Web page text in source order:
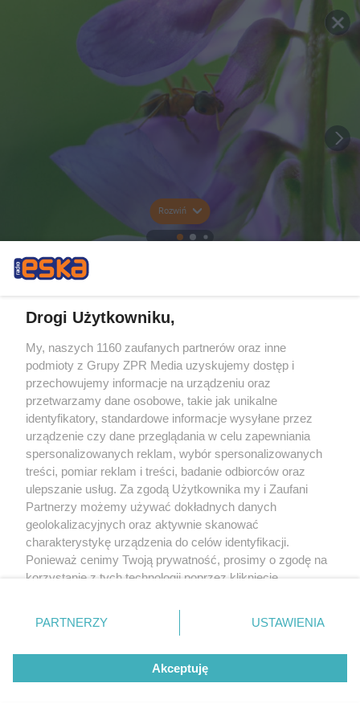
Rozwiń
Drogi Użytkowniku,
My, naszych 1160 zaufanych partnerów oraz inne
podmioty z Grupy ZPR Media uzyskujemy dostęp i
przechowujemy informacje na urządzeniu oraz
przetwarzamy dane osobowe, takie jak unikalne
identyfikatory, standardowe informacje wysyłane przez
urządzenie czy dane przeglądania w celu zapewniania
spersonalizowanych reklam, wybór spersonalizowanych
treści, pomiar reklam i treści, badanie odbiorców oraz
ulepszanie usług. Za zgodą Użytkownika my i Zaufani
Partnerzy możemy używać dokładnych danych
geolokalizacyjnych oraz aktywnie skanować
charakterystykę urządzenia do celów identyfikacji.
Ponieważ cenimy Twoją prywatność, prosimy o zgodę na
korzystanie z tych technologii poprzez kliknięcie
zmienić/wycofać klikając przycisk ustawień prywatności
znajdujący się w lewym dolnym rogu strony
rodzaje przetwarzania danych nie wymagają zgody
użytkownika, ale masz prawo sprzeciwić się takiemu
przetwarzaniu. Preferencje będą miały zastosowanie tylko
PARTNERZY USTAWIENIA
Akceptuję